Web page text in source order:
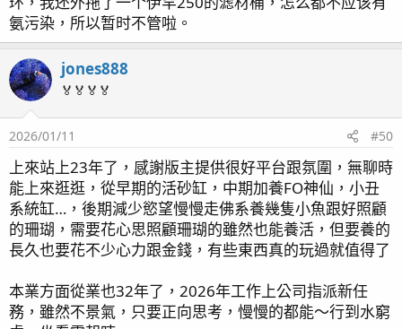
氨污染，所以暂时不管啦。
jones888
🏅🏅🏅🏅
2026/01/11 #50
上來站上23年了，感謝版主提供很好平台跟氛圍，無聊時
能上來逛逛，從早期的活砂缸，中期加養FO神仙，小丑
系統缸…，後期減少慾望慢慢走佛系養幾隻小魚跟好照顧
的珊瑚，需要花心思照顧珊瑚的雖然也能養活，但要養的
長久也要花不少心力跟金錢，有些東西真的玩過就值得了
本業方面從業也32年了，2026年工作上公司指派新任
務，雖然不景氣，只要正向思考，慢慢的都能～行到水窮